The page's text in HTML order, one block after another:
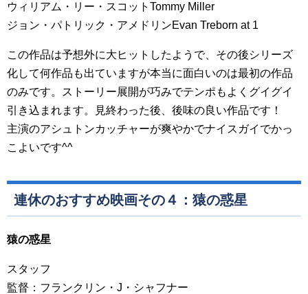
ウィリアム・リー・スコットTommy Miller
ジョン・パトリック・アメドリンEvan Treborn at 1
この作品は予想外に大ヒットしたようで、その後シリーズ
化して何作品も出ていますが本当に面白いのは最初の作品
のみです。ストーリー展開が巧みでテンポもよくグイグイ
引き込まれます。見終わった後、後味の良い作品です！
主演のアシュトンカッチャーが爽やかでナイスガイでかっ
こよいです^^
連休のおすすめ映画その４：猿の惑星
猿の惑星
スタッフ
監督：フランクリン・J・シャフナー